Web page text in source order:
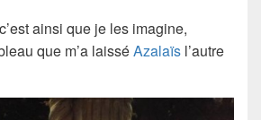
ainsi que je les imagine,
que m’a laisséAzalaïs l’autre